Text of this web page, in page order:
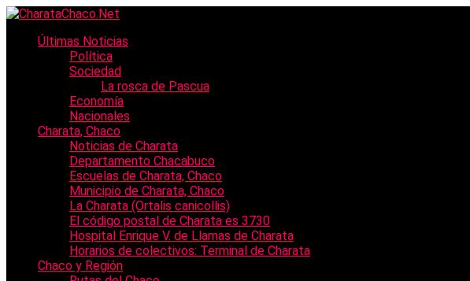
Últimas Noticias
Política
Sociedad
La rosca de Pascua
Economía
Nacionales
Charata, Chaco
Noticias de Charata
Departamento Chacabuco
Escuelas de Charata, Chaco
Municipio de Charata, Chaco
La Charata (Ortalis canicollis)
El código postal de Charata es 3730
Hospital Enrique V. de Llamas de Charata
Horarios de colectivos: Terminal de Charata
Chaco y Región